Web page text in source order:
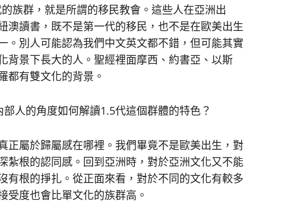
族群，就是所謂的移民教會。這些人在亞洲出
澳讀書，既不是第一代的移民，也不是在歐美出生
。別人可能認為我們中文英文都不錯，但可能其實
背景下長大的人。聖經裡面摩西、約書亞、以斯
都有雙文化的背景。
人的角度如何解讀1.5代這個群體的特色？
正屬於歸屬感在哪裡。我們畢竟不是歐美出生，對
紮根的認同感。回到亞洲時，對於亞洲文化又不能
有根的掙扎。從正面來看，對於不同的文化有較多
受度也會比單文化的族群高。